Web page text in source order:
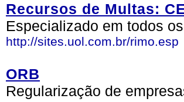
Recursos de Multas:
Especializado em todos
http://sites.uol.com.br/rimo.esp
ORB
Regularização de